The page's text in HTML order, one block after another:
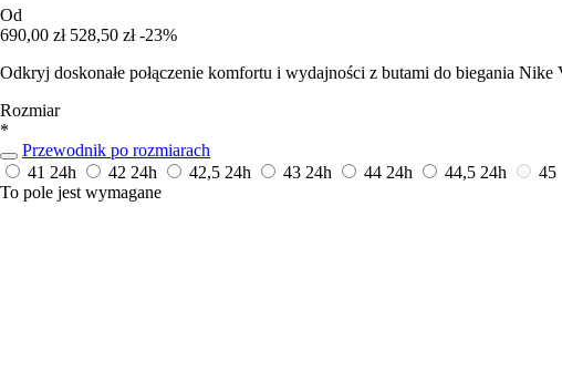
Od
690,00 zł 528,50 zł -23%
Odkryj doskonałe połączenie komfortu i wydajności z butami do biegania
Rozmiar
*
Przewodnik po rozmiarach
41 24h 42 24h 42,5 24h 43 24h 44 24h 44,5 24h
45
To pole jest wymagane